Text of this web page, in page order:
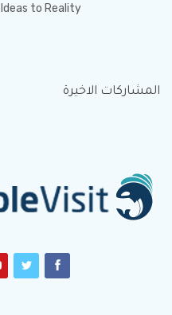
to Reality
المشاركات الاخيرة